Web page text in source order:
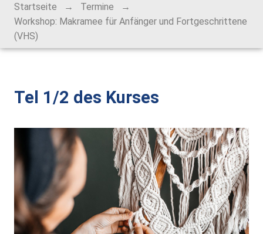
Alt-Rohrbach-Fest
Weihnachtsmarkt
Ortsverwaltung
Ortsrat
Schiedsmann
Startseite → Termine
→
Workshop: Makramee für Anfänger und Fortgeschrittene
(VHS)
Tel 1/2 des Kurses